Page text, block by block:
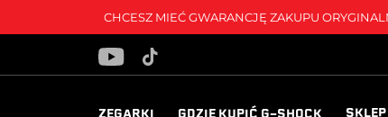
CHCESZ MIEĆ GWARANCJĘ ZAKUPU